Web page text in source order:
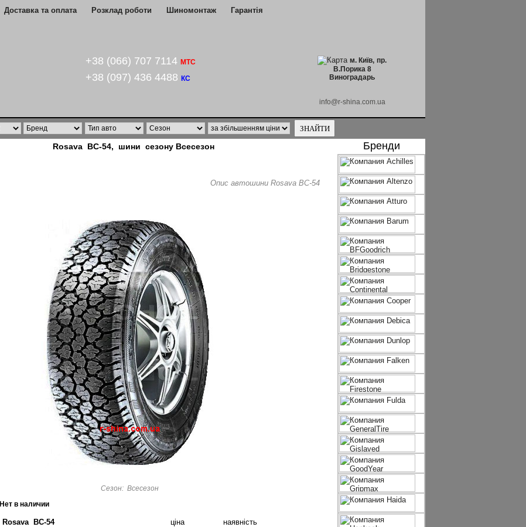
Доставка та оплата Розклад роботи Шиномонтаж Гарантія
+38 (066) 707 7114 МТС
+38 (097) 436 4488 КС
м. Київ, пр.
В.Порика 8
Виноградарь
info@r-shina.com.ua
Rosava BC-54, шини сезону Всесезон
Опис автошини Rosava BC-54
Сезон: Всесезон
Нет в наличии
Rosava BC-54 ціна наявність
Бренди